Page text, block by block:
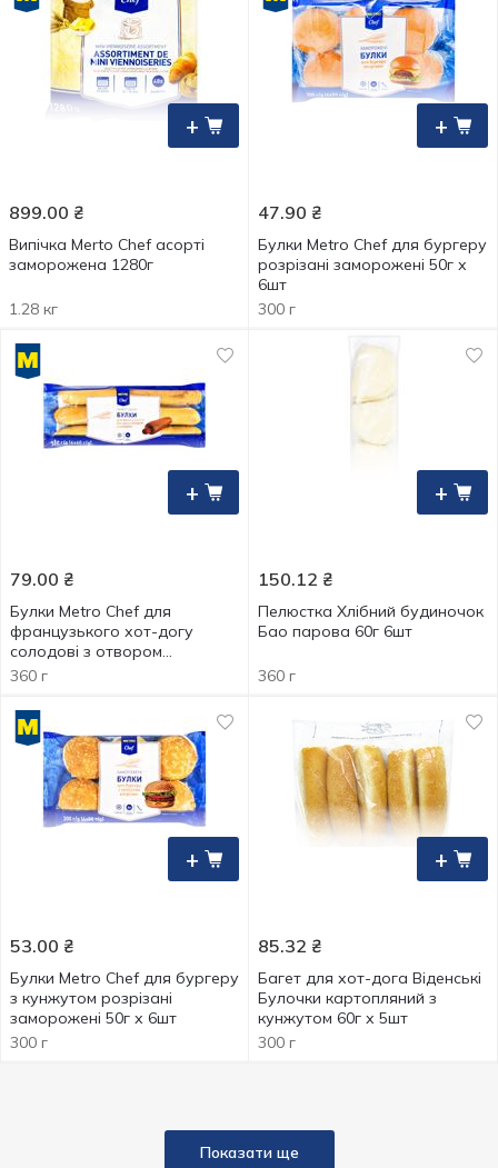
+
899.00 ₴
Випічка Merto Chef асорті
заморожена 1280г
1.28 кг
+
47.90 ₴
Булки Metro Chef для бургеру
розрізані заморожені 50г х
6шт
300 г
+
79.00 ₴
Булки Metro Chef для
французького хот-догу
солодові з отвором
заморожені 60г х 6шт
360 г
+
150.12 ₴
Пелюстка Хлібний будиночок
Бао парова 60г 6шт
360 г
+
53.00 ₴
Булки Metro Chef для бургеру
з кунжутом розрізані
заморожені 50г х 6шт
300 г
+
85.32 ₴
Багет для хот-дога Віденські
Булочки картопляний з
кунжутом 60г х 5шт
300 г
Показати ще